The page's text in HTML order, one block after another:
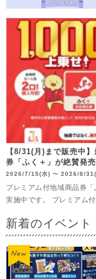
【8/31(月)まで販売中
券「ふく＋」が絶賛発
2026/7/15(水) 〜 2026/8/
プレミアム付地域商品券
実施中です。 プレミアム付
新着のイベント